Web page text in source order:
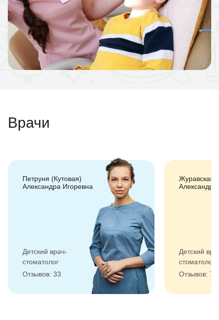
Врачи
Петруня (Кутовая)
Александра Игоревна
Детский врач-
стоматолог
Отзывов: 33
Журавская
Детский
стоматолог
Отзывов: 73